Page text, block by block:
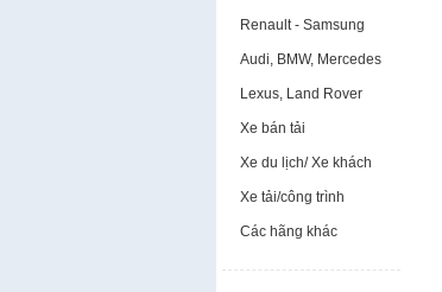
Renault - Samsung
Audi, BMW, Mercedes
Lexus, Land Rover
Xe bán tải
Xe du lịch/ Xe khách
Xe tải/công trình
Các hãng khác